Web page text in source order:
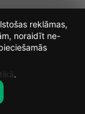
reklāmas,
noraidīt ne-
.